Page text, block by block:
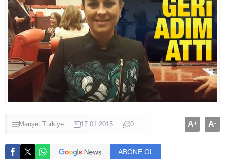
Manşet Türkiye 17.01.2015 0 A+ A-
ABONE OL